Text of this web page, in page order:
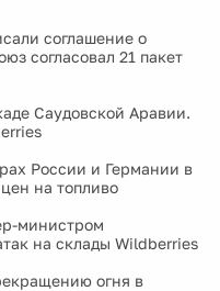
соглашение о
согласовал 21 пакет
Саудовской Аравии.
России и Германии в
на топливо
министром
на склады Wildberries
огня в